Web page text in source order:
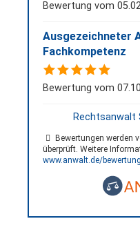
Bewertung vom
Ausgezeichneter
Fachkompetenz
Bewertung vom
Rechtsanwalt
Bewertungen werden
überprüft. Weitere
www.anwalt.de/